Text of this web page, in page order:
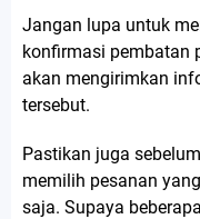
Jangan lupa untuk
konfirmasi pembatan
akan mengirimkan
tersebut.
Pastikan juga
memilih pesanan
saja. Supaya